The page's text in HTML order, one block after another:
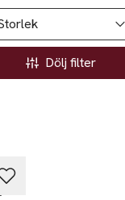
Dölj filter